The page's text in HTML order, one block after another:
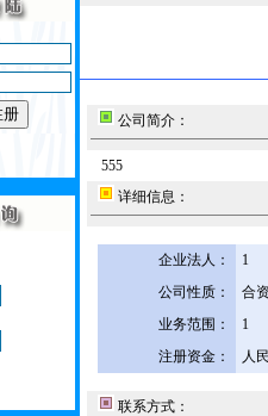
公司简介：
555
详细信息：
企业法人：
1
公司性质：
合
业务范围：
1
注册资金：
人
联系方式：